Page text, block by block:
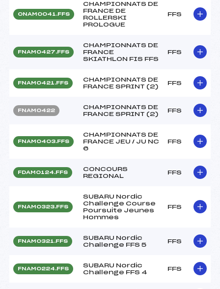
ONAM0041.FFS
CHAMPIONNATS DE
FRANCE DE
ROLLERSKI
PROLOGUE
FFS
FNAM0427.FFS
CHAMPIONNATS DE
FRANCE
SKIATHLON FIS FFS
FFS
FNAM0421.FFS
CHAMPIONNATS DE
FRANCE SPRINT (2)
FFS
FNAM0422
CHAMPIONNATS DE
FRANCE SPRINT (2)
FFS
FNAM0403.FFS
CHAMPIONNATS DE
FRANCE JEU / JU NC
6
FFS
FDAM0124.FFS
CONCOURS
REGIONAL
FFS
FNAM0323.FFS
SUBARU Nordic
Challenge Course
Poursuite Jeunes
Hommes
FFS
FNAM0321.FFS
SUBARU Nordic
Challenge FFS 5
FFS
FNAM0224.FFS
SUBARU Nordic
Challenge FFS 4
FFS